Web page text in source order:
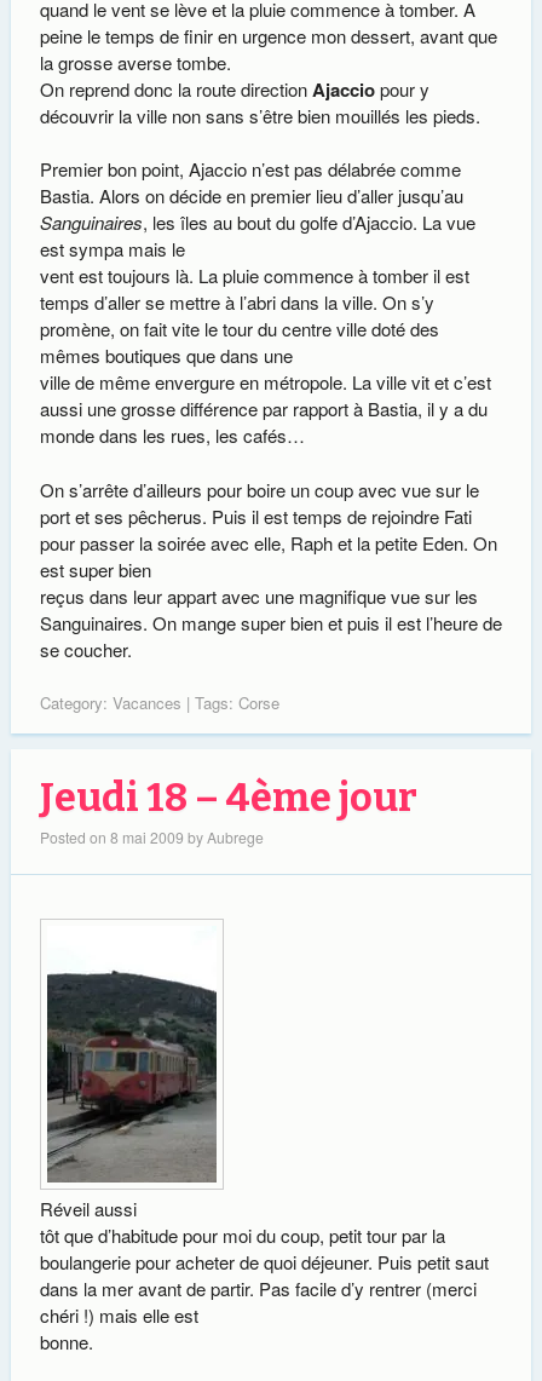
quand le vent se lève et la pluie commence à tomber. A
peine le temps de finir en urgence mon dessert, avant que
la grosse averse tombe.
On reprend donc la route directionAjacciopour y
découvrir la ville non sans s’être bien mouillés les pieds.
Premier bon point, Ajaccio n’est pas délabrée comme
Bastia. Alors on décide en premier lieu d’aller jusqu’au
Sanguinaires, les îles au bout du golfe d’Ajaccio. La vue
est sympa mais le
vent est toujours là. La pluie commence à tomber il est
temps d’aller se mettre à l’abri dans la ville. On s’y
promène, on fait vite le tour du centre ville doté des
mêmes boutiques que dans une
ville de même envergure en métropole. La ville vit et c’est
aussi une grosse différence par rapport à Bastia, il y a du
monde dans les rues, les cafés…
On s’arrête d’ailleurs pour boire un coup avec vue sur le
port et ses pêcherus. Puis il est temps de rejoindre Fati
pour passer la soirée avec elle, Raph et la petite Eden. On
est super bien
reçus dans leur appart avec une magnifique vue sur les
Sanguinaires. On mange super bien et puis il est l’heure de
se coucher.
Category: Vacances | Tags: Corse
Jeudi 18 – 4ème jour
Posted on 8 mai 2009 byAubrege
Réveil aussi
tôt que d’habitude pour moi du coup, petit tour par la
boulangerie pour acheter de quoi déjeuner. Puis petit saut
dans la mer avant de partir. Pas facile d’y rentrer (merci
chéri !) mais elle est
bonne.